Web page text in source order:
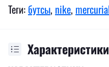
Теги: бутсы, nike,
Характеристики